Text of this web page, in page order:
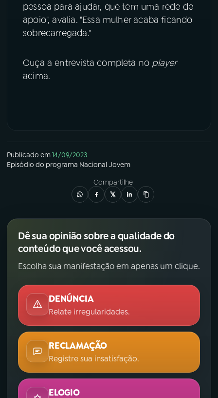
pessoa para ajudar, que tem uma rede de
apoio", avalia. "Essa mulher acaba ficando
sobrecarregada."
Ouça a entrevista completa no player
acima.
Publicado em14/09/2023
Episódio do programa Nacional Jovem
Compartilhe
Dê sua opinião sobre a qualidade do
conteúdo que você acessou.
Escolha sua manifestação em apenas um clique.
DENÚNCIA
Relate irregularidades.
RECLAMAÇÃO
Registre sua insatisfação.
ELOGIO